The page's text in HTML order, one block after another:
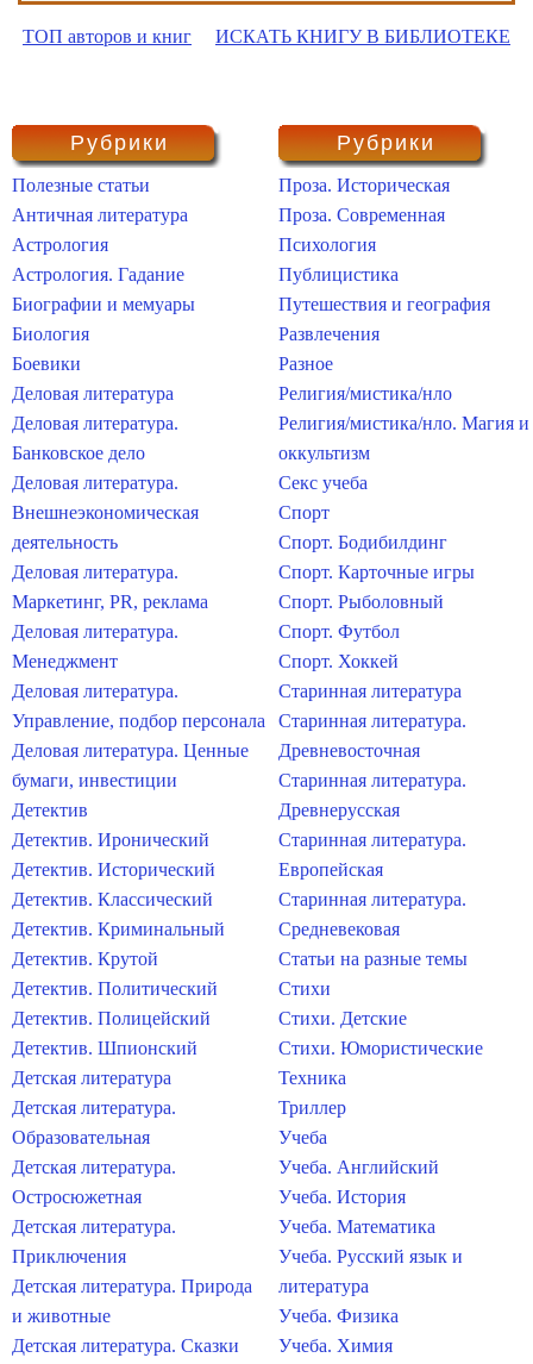
ТОП авторов и книг ИСКАТЬ КНИГУ В БИБЛИОТЕКЕ
Рубрики
Полезные статьи
Античная литература
Астрология
Астрология. Гадание
Биографии и мемуары
Биология
Боевики
Деловая литература
Деловая литература.
Банковское дело
Деловая литература.
Внешнеэкономическая
деятельность
Деловая литература.
Маркетинг, PR, реклама
Деловая литература.
Менеджмент
Деловая литература.
Управление, подбор персонала
Деловая литература. Ценные
бумаги, инвестиции
Детектив
Детектив. Иронический
Детектив. Исторический
Детектив. Классический
Детектив. Криминальный
Детектив. Крутой
Детектив. Политический
Детектив. Полицейский
Детектив. Шпионский
Детская литература
Детская литература.
Образовательная
Детская литература.
Остросюжетная
Детская литература.
Приключения
Детская литература. Природа
и животные
Детская литература. Сказки
Рубрики
Проза. Историческая
Проза. Современная
Психология
Публицистика
Путешествия и география
Развлечения
Разное
Религия/мистика/нло
Религия/мистика/нло. Магия и
оккультизм
Секс учеба
Спорт
Спорт. Бодибилдинг
Спорт. Карточные игры
Спорт. Рыболовный
Спорт. Футбол
Спорт. Хоккей
Старинная литература
Старинная литература.
Древневосточная
Старинная литература.
Древнерусская
Старинная литература.
Европейская
Старинная литература.
Средневековая
Статьи на разные темы
Стихи
Стихи. Детские
Стихи. Юмористические
Техника
Триллер
Учеба
Учеба. Английский
Учеба. История
Учеба. Математика
Учеба. Русский язык и
литература
Учеба. Физика
Учеба. Химия